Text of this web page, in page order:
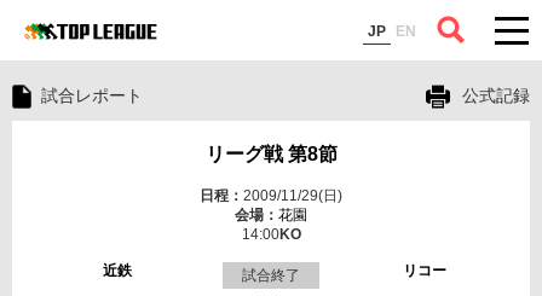
JP EN
コラム
試合レポート 公式記録
リーグ戦 第8節
2009/11/29(日)
花園
14:00
近鉄 リコー
試合終了